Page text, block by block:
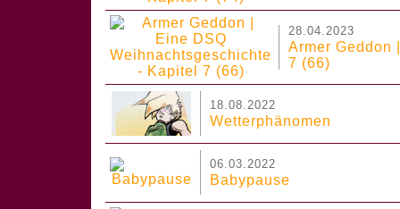
28.04.2023
Armer Geddon
7 (66)
18.08.2022
Wetterphänomen
06.03.2022
Babypause